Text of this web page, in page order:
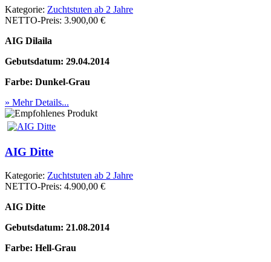
Kategorie: Zuchtstuten ab 2 Jahre
NETTO-Preis: 3.900,00 €
AIG Dilaila
Gebutsdatum: 29.04.2014
Farbe: Dunkel-Grau
» Mehr Details...
AIG Ditte
Kategorie: Zuchtstuten ab 2 Jahre
NETTO-Preis: 4.900,00 €
AIG Ditte
Gebutsdatum: 21.08.2014
Farbe: Hell-Grau